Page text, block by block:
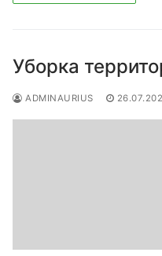
Уборка
ADMINAURIUS